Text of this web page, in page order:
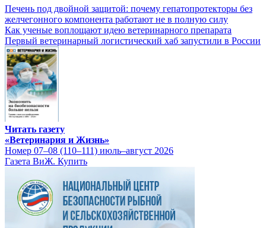
Печень под двойной защитой: почему гепатопротекторы без
желчегонного компонента работают не в полную силу
Как ученые воплощают идею ветеринарного препарата
Первый ветеринарный логистический хаб запустили в России
Читать газету
«Ветеринария и Жизнь»
Номер 07–08 (110–111) июль–август 2026
Газета ВиЖ. Купить